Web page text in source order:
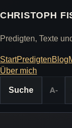
CHRISTOPH
Predigten, Texte
StartPredigtenBlog
Über mich
Suche
A-